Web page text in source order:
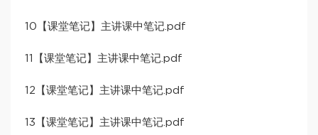
10【课堂笔记】主讲课中笔记.pdf
11【课堂笔记】主讲课中笔记.pdf
12【课堂笔记】主讲课中笔记.pdf
13【课堂笔记】主讲课中笔记.pdf